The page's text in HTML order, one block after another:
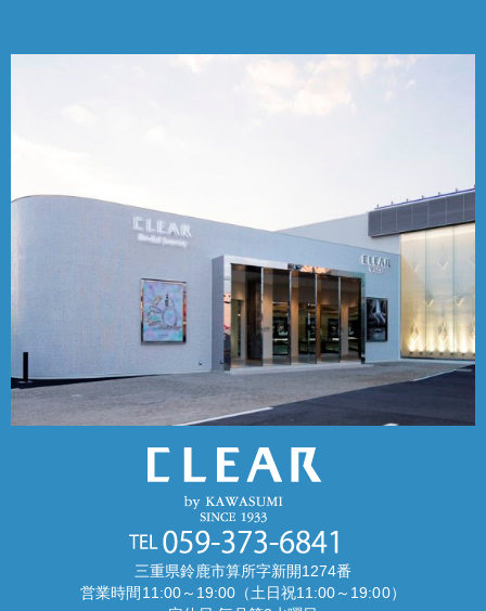
三重県鈴鹿市算所字新開1274番
営業時間11:00～19:00（土日祝11:00～19:00）